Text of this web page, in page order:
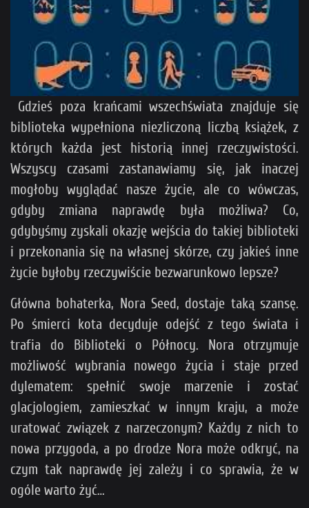
Gdzieś poza krańcami wszechświata znajduje się
biblioteka wypełniona niezliczoną liczbą książek, z
których każda jest historią innej rzeczywistości.
Wszyscy czasami zastanawiamy się, jak inaczej
mogłoby wyglądać nasze życie, ale co wówczas,
gdyby zmiana naprawdę była możliwa? Co,
gdybyśmy zyskali okazję wejścia do takiej biblioteki
i przekonania się na własnej skórze, czy jakieś inne
życie byłoby rzeczywiście bezwarunkowo lepsze?
Główna bohaterka, Nora Seed, dostaje taką szansę.
Po śmierci kota decyduje odejść z tego świata i
trafia do Biblioteki o Północy. Nora otrzymuje
możliwość wybrania nowego życia i staje przed
dylematem: spełnić swoje marzenie i zostać
glacjologiem, zamieszkać w innym kraju, a może
uratować związek z narzeczonym? Każdy z nich to
nowa przygoda, a po drodze Nora może odkryć, na
czym tak naprawdę jej zależy i co sprawia, że w
ogóle warto żyć…